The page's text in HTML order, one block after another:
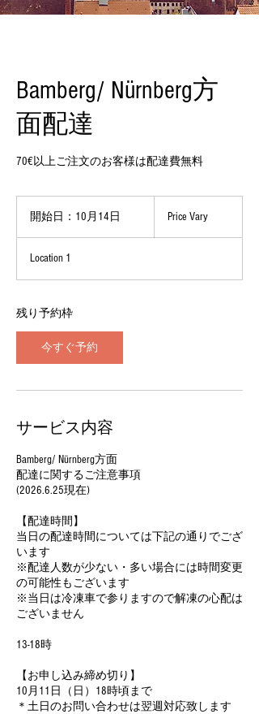
Bamberg/ Nürnberg方
面配達
70€以上ご注文のお客様は配達費無料
開始日：10月14日
1
Price Vary
Location 1
残り予約枠
今すぐ予約
サービス内容
Bamberg/ Nürnberg方面
配達に関するご注意事項
(2026.6.25現在)
【配達時間】
当日の配達時間については下記の通りでござ
います
※配達人数が少ない・多い場合には時間変更
の可能性もございます
※当日は冷凍車で参りますので解凍の心配は
ございません
13-18時
【お申し込み締め切り】
10月11日（日）18時頃まで
＊土日のお問い合わせは翌週対応致します